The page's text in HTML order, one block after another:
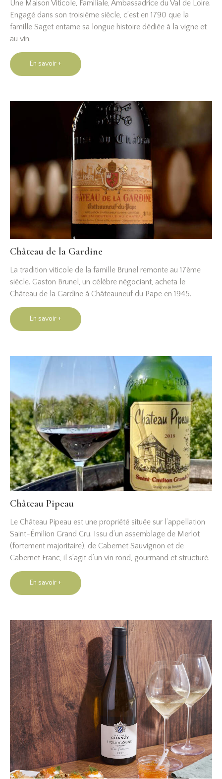
Une Maison Viticole, Familiale, Ambassadrice du Val de Loire.
Engagé dans son troisième siècle, c’est en 1790 que la
famille Saget entame sa longue histoire dédiée à la vigne et
au vin.
En savoir +
Château de la Gardine
La tradition viticole de la famille Brunel remonte au 17ème
siècle. Gaston Brunel, un célèbre négociant, acheta le
Château de la Gardine à Châteauneuf du Pape en 1945.
En savoir +
Château Pipeau
Le Château Pipeau est une propriété située sur l’appellation
Saint-Émilion Grand Cru. Issu d’un assemblage de Merlot
(fortement majoritaire), de Cabernet Sauvignon et de
Cabernet Franc, il s’agit d’un vin rond, gourmand et structuré.
En savoir +